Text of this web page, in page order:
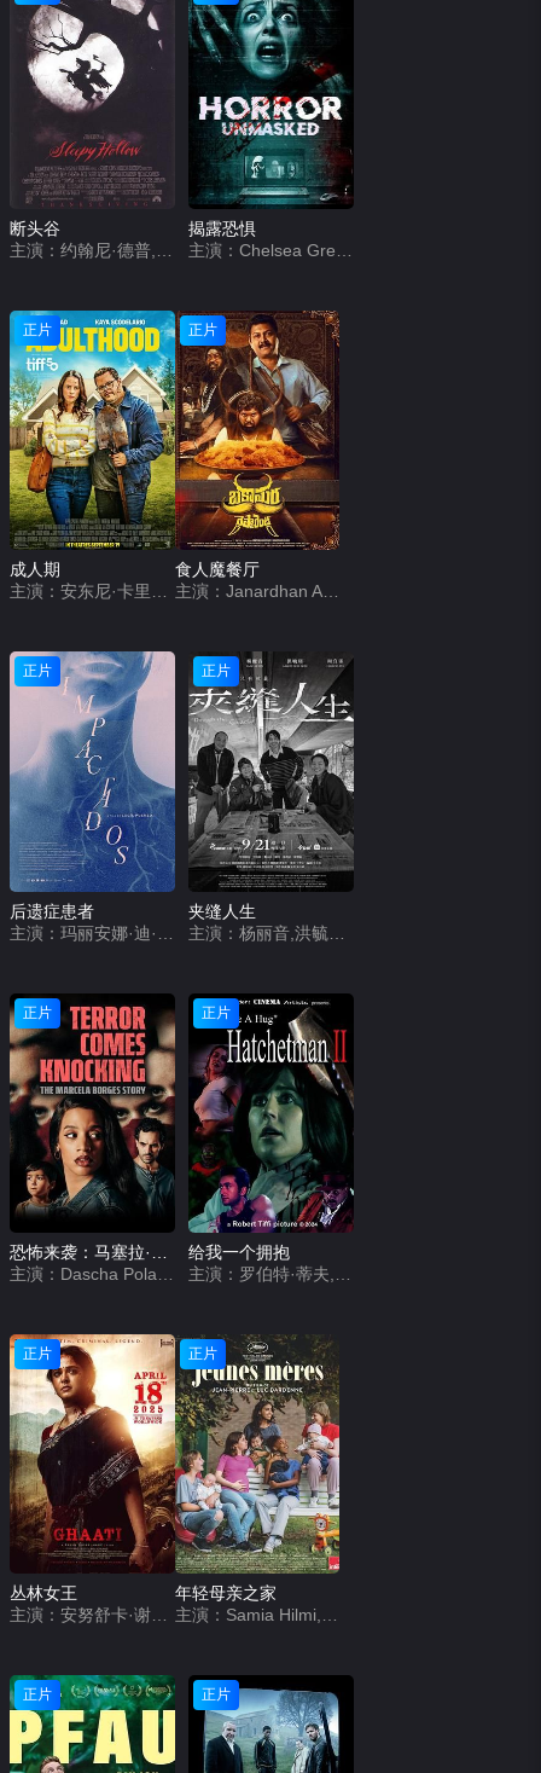
断头谷
主演：约翰尼·德普,克里斯蒂娜·里奇,米兰达·理查森,迈克尔·刚本,卡斯帕·范·迪恩,杰弗里·琼斯,理查德·格雷弗斯,伊恩·麦克迪阿梅德,迈克尔·高夫,克里斯托弗·沃肯,马克·皮克林,丽莎·玛丽,史蒂芬·威丁顿,克莱尔·斯金纳,克里斯托弗·李,艾伦·阿姆斯特朗,马克·斯伯丁,杰西卡·奥伊罗,托尼·毛德斯雷,彼得·吉尼斯
揭露恐惧
主演：Chelsea Greenwood,Chris Clynes,Primrose Bigwood
正片
成人期
主演：安东尼·卡里根,卡雅·斯考达里奥,乔什·加德,比莉·洛德,亚历克斯·温特,Chris Candy,Leandro Vigueras,Nck Name,Jinny Wong
正片
食人魔餐厅
主演：Janardhan Achari
正片
后遗症患者
正片
夹缝人生
正片 正片
给我一个拥抱
正片
丛林女王
正片
年轻母亲之家
正片 正片